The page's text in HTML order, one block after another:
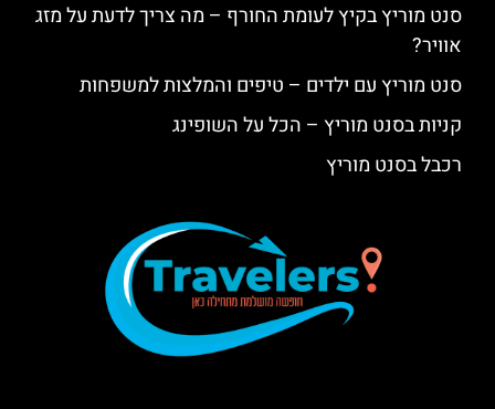
סנט מוריץ בקיץ לעומת החורף – מה צריך לדעת על מזג
אוויר?
סנט מוריץ עם ילדים – טיפים והמלצות למשפחות
קניות בסנט מוריץ – הכל על השופינג
רכבל בסנט מוריץ